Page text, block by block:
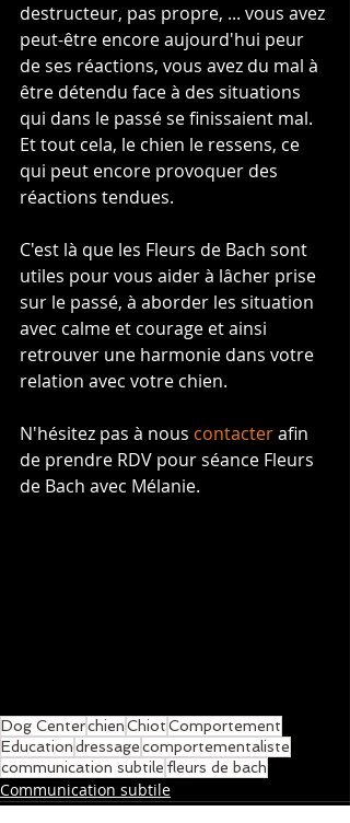
destructeur, pas propre, ... vous avez
peut-être encore aujourd'hui peur
de ses réactions, vous avez du mal à
être détendu face à des situations
qui dans le passé se finissaient mal.
Et tout cela, le chien le ressens, ce
qui peut encore provoquer des
réactions tendues.
C'est là que les Fleurs de Bach sont
utiles pour vous aider à lâcher prise
sur le passé, à aborder les situation
avec calme et courage et ainsi
retrouver une harmonie dans votre
relation avec votre chien.
N'hésitez pas à nous contacter afin
de prendre RDV pour séance Fleurs
de Bach avec Mélanie.
Dog CenterchienChiotComportement
Educationdressagecomportementaliste
communication subtile fleurs de bach
Communication subtile